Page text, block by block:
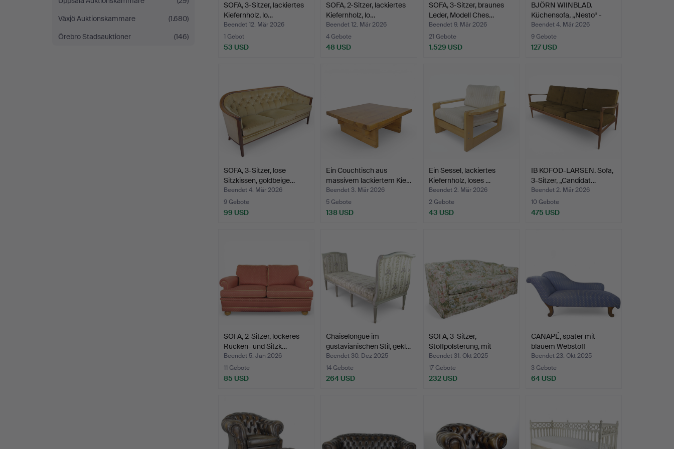
Växjö Auktionskammare
(1.680)
Örebro Stadsauktioner
(146)
SOFA, 3-Sitzer, lackiertes
Kiefernholz, lo…
Beendet 12. Mär 2026
1 Gebot
53 USD
SOFA, 2-Sitzer, lackiertes
Kiefernholz, lo…
Beendet 12. Mär 2026
4 Gebote
48 USD
SOFA, 3-Sitzer, braunes
Leder, Modell Ches…
Beendet 9. Mär 2026
21 Gebote
1.529 USD
BJÖRN WIINBLAD.
Küchensofa, „Nesto“ -
Holz,…
Beendet 4. Mär 2026
9 Gebote
127 USD
SOFA, 3-Sitzer, lose
Sitzkissen, goldbeige…
Beendet 4. Mär 2026
9 Gebote
99 USD
Ein Couchtisch aus
massivem lackiertem Kie…
Beendet 3. Mär 2026
5 Gebote
138 USD
Ein Sessel, lackiertes
Kiefernholz, loses …
Beendet 2. Mär 2026
2 Gebote
43 USD
IB KOFOD-LARSEN. Sofa,
3-Sitzer, „Candidat…
Beendet 2. Mär 2026
10 Gebote
475 USD
SOFA, 2-Sitzer, lockeres
Rücken- und Sitzk…
Beendet 5. Jan 2026
11 Gebote
85 USD
Chaiselongue im
gustavianischen Stil, gekl…
Beendet 30. Dez 2025
14 Gebote
264 USD
SOFA, 3-Sitzer,
Stoffpolsterung, mit
Schau…
Beendet 31. Okt 2025
17 Gebote
232 USD
CANAPÉ, später mit
blauem Webstoff
bezogen…
Beendet 23. Okt 2025
3 Gebote
64 USD